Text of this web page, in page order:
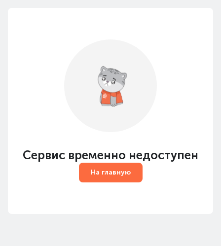
Сервис временно недоступен
На главную